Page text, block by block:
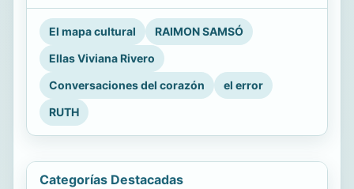
El mapa cultural
RAIMON SAMSÓ
Ellas Viviana Rivero
Conversaciones del corazón
el error
RUTH
Categorías Destacadas